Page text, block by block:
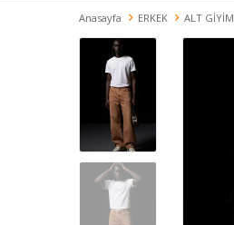
Anasayfa ERKEK ALT GİYİM